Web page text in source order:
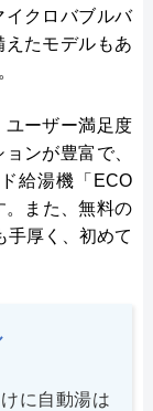
イクロバブルバ
たモデルもあ
ユーザー満足度
ンが豊富で、
給湯機「ECO
。また、無料の
手厚く、初めて
に自動湯は